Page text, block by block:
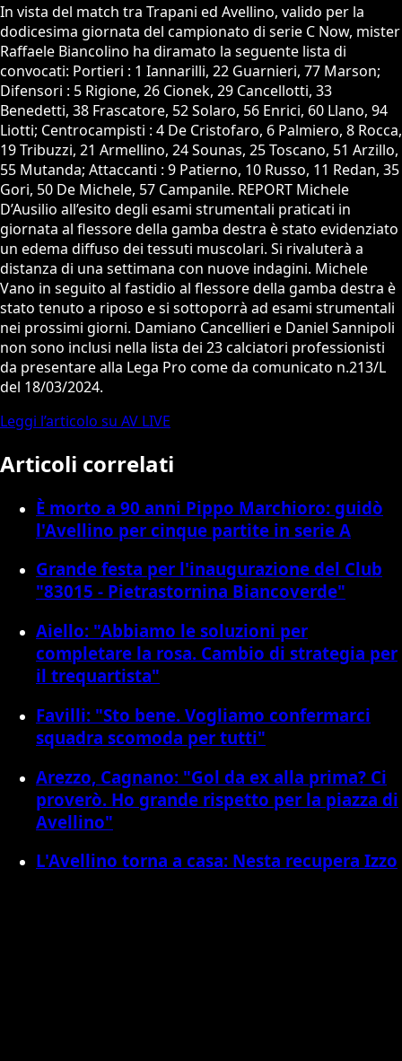
In vista del match tra Trapani ed Avellino, valido per la
dodicesima giornata del campionato di serie C Now, mister
Raffaele Biancolino ha diramato la seguente lista di
convocati: Portieri : 1 Iannarilli, 22 Guarnieri, 77 Marson;
Difensori : 5 Rigione, 26 Cionek, 29 Cancellotti, 33
Benedetti, 38 Frascatore, 52 Solaro, 56 Enrici, 60 Llano, 94
Liotti; Centrocampisti : 4 De Cristofaro, 6 Palmiero, 8 Rocca,
19 Tribuzzi, 21 Armellino, 24 Sounas, 25 Toscano, 51 Arzillo,
55 Mutanda; Attaccanti : 9 Patierno, 10 Russo, 11 Redan, 35
Gori, 50 De Michele, 57 Campanile. REPORT Michele
D’Ausilio all’esito degli esami strumentali praticati in
giornata al flessore della gamba destra è stato evidenziato
un edema diffuso dei tessuti muscolari. Si rivaluterà a
distanza di una settimana con nuove indagini. Michele
Vano in seguito al fastidio al flessore della gamba destra è
stato tenuto a riposo e si sottoporrà ad esami strumentali
nei prossimi giorni. Damiano Cancellieri e Daniel Sannipoli
non sono inclusi nella lista dei 23 calciatori professionisti
da presentare alla Lega Pro come da comunicato n.213/L
del 18/03/2024.
Leggi l’articolo su AV LIVE
Articoli correlati
È morto a 90 anni Pippo Marchioro: guidò
l'Avellino per cinque partite in serie A
Grande festa per l'inaugurazione del Club
"83015 - Pietrastornina Biancoverde"
Aiello: "Abbiamo le soluzioni per
completare la rosa. Cambio di strategia per
il trequartista"
Favilli: "Sto bene. Vogliamo confermarci
squadra scomoda per tutti"
Arezzo, Cagnano: "Gol da ex alla prima? Ci
proverò. Ho grande rispetto per la piazza di
Avellino"
L'Avellino torna a casa: Nesta recupera Izzo